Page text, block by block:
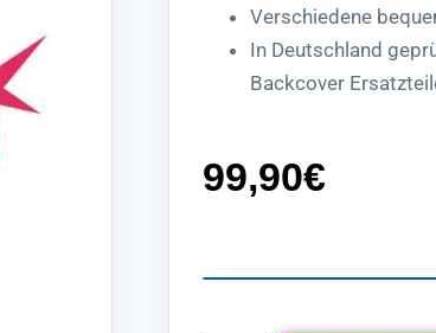
Verschiedene
In Deutschland
Backcover
99,90€